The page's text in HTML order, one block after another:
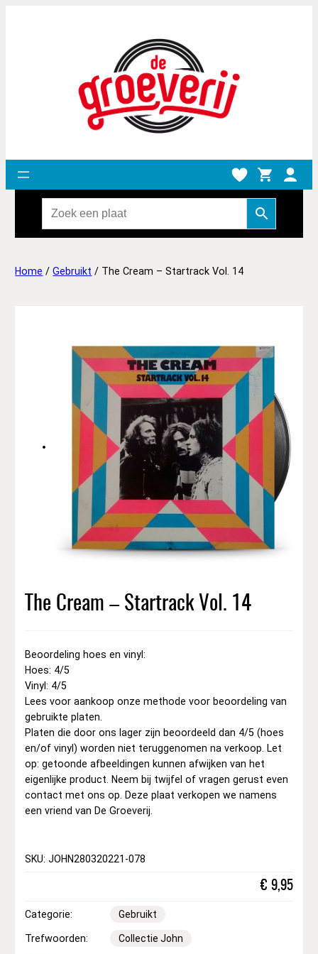
Home /Gebruikt / The Cream – Startrack Vol. 14
The Cream – Startrack Vol. 14
Beoordeling hoes en vinyl:
Hoes: 4/5
Vinyl: 4/5
Lees voor aankoop onze methode voor beoordeling van
gebruikte platen.
Platen die door ons lager zijn beoordeeld dan 4/5 (hoes
en/of vinyl) worden niet teruggenomen na verkoop. Let
op: getoonde afbeeldingen kunnen afwijken van het
eigenlijke product. Neem bij twijfel of vragen gerust even
contact met ons op. Deze plaat verkopen we namens
een vriend van De Groeverij.
SKU: JOHN280320221-078
€ 9,95
Categorie: Gebruikt
Trefwoorden: Collectie John